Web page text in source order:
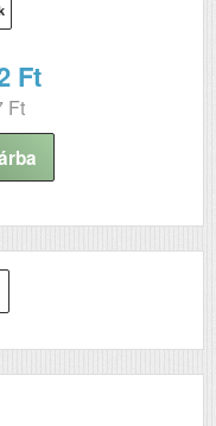
Ft
Ft